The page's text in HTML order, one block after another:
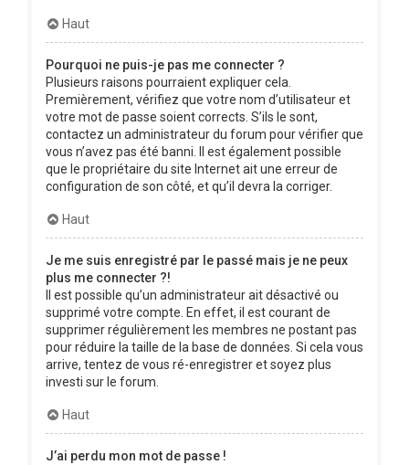
Haut
Pourquoi ne puis-je pas me connecter ?
Plusieurs raisons pourraient expliquer cela.
Premièrement, vérifiez que votre nom d’utilisateur et
votre mot de passe soient corrects. S’ils le sont,
contactez un administrateur du forum pour vérifier que
vous n’avez pas été banni. Il est également possible
que le propriétaire du site Internet ait une erreur de
configuration de son côté, et qu’il devra la corriger.
Haut
Je me suis enregistré par le passé mais je ne peux
plus me connecter ?!
Il est possible qu’un administrateur ait désactivé ou
supprimé votre compte. En effet, il est courant de
supprimer régulièrement les membres ne postant pas
pour réduire la taille de la base de données. Si cela vous
arrive, tentez de vous ré-enregistrer et soyez plus
investi sur le forum.
Haut
J’ai perdu mon mot de passe !